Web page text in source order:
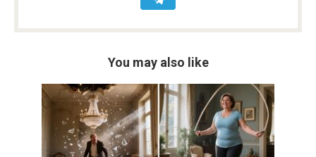
You may also like